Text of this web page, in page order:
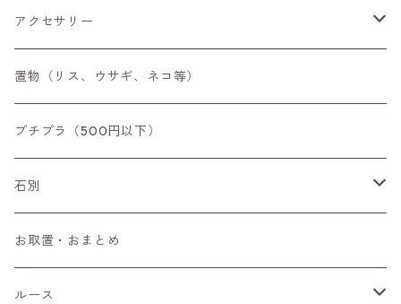
アクセサリー
空枠
リング
ペンダントトップ
ブローチ
チャーム
置物（リス、ウサギ、ネコ等）
プチプラ（500円以下）
石別
アイオライト
アウイナイト
お取置・おまとめ
ルース